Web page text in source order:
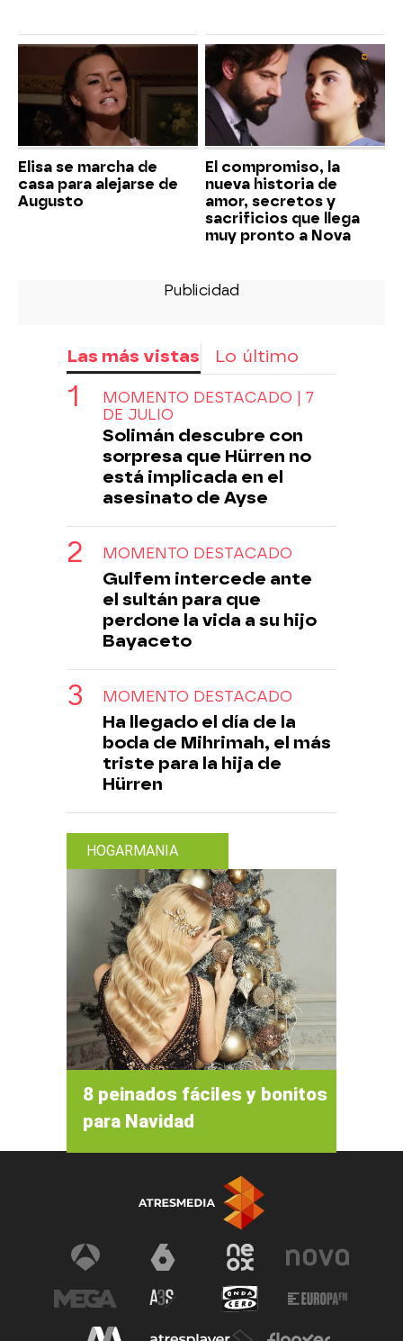
Elisa se marcha de
casa para alejarse de
Augusto
El compromiso, la
nueva historia de
amor, secretos y
sacrificios que llega
muy pronto a Nova
Las más vistas Lo último
MOMENTO DESTACADO | 7
DE JULIO
Solimán descubre con
sorpresa que Hürren no
está implicada en el
asesinato de Ayse
MOMENTO DESTACADO
Gulfem intercede ante
el sultán para que
perdone la vida a su hijo
Bayaceto
MOMENTO DESTACADO
Ha llegado el día de la
boda de Mihrimah, el más
triste para la hija de
Hürren
HOGARMANIA
8 peinados fáciles y bonitos
para Navidad